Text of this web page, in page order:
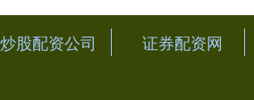
炒股配资公司 证券配资网